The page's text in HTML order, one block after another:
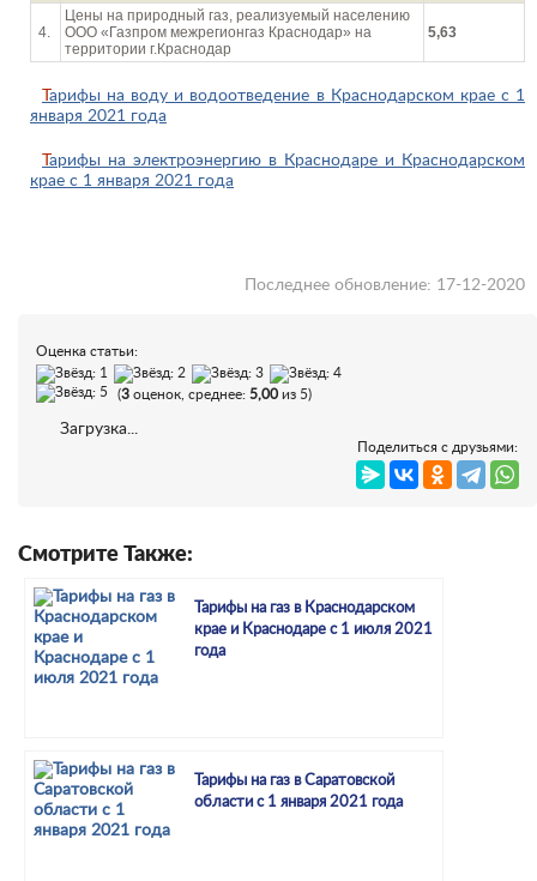
4.
Цены на природный газ, реализуемый населению
ООО «Газпром межрегионгаз Краснодар» на
территории г.Краснодар
5,63
января 2021 года
крае с 1 января 2021 года
Последнее обновление: 17-12-2020
Оценка статьи:
(3 оценок, среднее: 5,00 из 5)
Загрузка...
Поделиться с друзьями:
Смотрите Также:
Тарифы на газ в Краснодарском
крае и Краснодаре с 1 июля 2021
года
Тарифы на газ в Саратовской
области с 1 января 2021 года